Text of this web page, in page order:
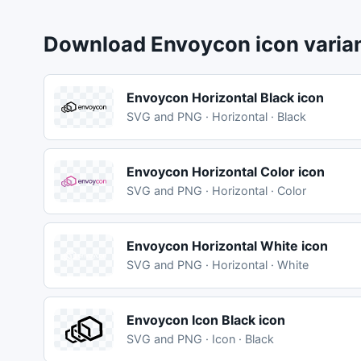
Download Envoycon icon
Envoycon Horizontal Black icon
SVG and PNG · Horizontal · Black
Envoycon Horizontal Color icon
SVG and PNG · Horizontal · Color
Envoycon Horizontal White icon
SVG and PNG · Horizontal · White
Envoycon Icon Black icon
SVG and PNG · Icon · Black